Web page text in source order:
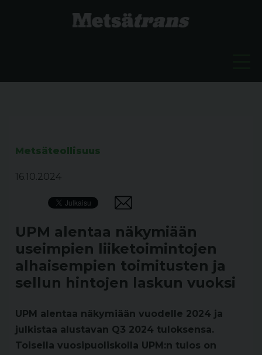
Metsäteollisuus
16.10.2024
UPM alentaa näkymiään
useimpien liiketoimintojen
alhaisempien toimitusten ja
sellun hintojen laskun vuoksi
UPM alentaa näkymiään vuodelle 2024 ja
julkistaa alustavan Q3 2024 tuloksensa.
Toisella vuosipuoliskolla UPM:n tulos on